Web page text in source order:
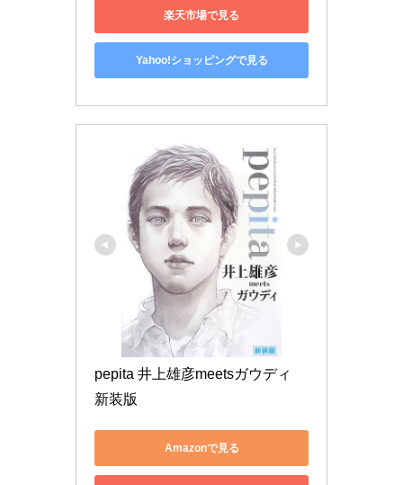
楽天市場で見る
Yahoo!ショッピングで見る
pepita 井上雄彦meetsガウディ
新装版
Amazonで見る